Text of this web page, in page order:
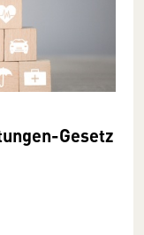
Gesetz